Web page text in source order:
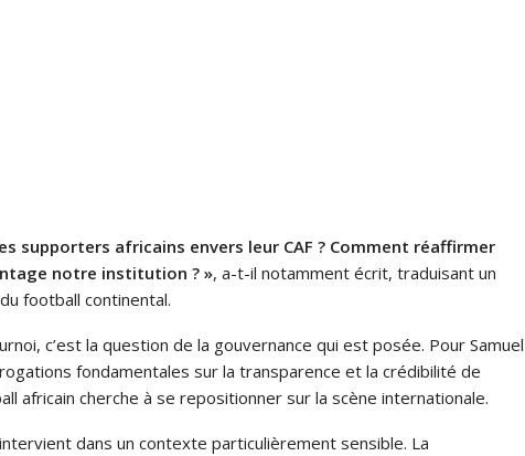
supporters africains envers leur CAF ? Comment réaffirmer
notre institution ? », a-t-il notamment écrit, traduisant un
football continental.
c’est la question de la gouvernance qui est posée. Pour Samuel
fondamentales sur la transparence et la crédibilité de
africain cherche à se repositionner sur la scène internationale.
dans un contexte particulièrement sensible. La